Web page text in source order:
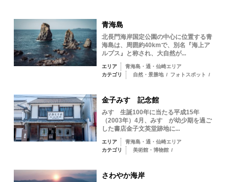
青海島
北長門海岸国定公園の中心に位置する青
海島は、周囲約40kmで、別名『海上ア
ルプス』と称され、大自然が...
エリア
青海島・通・仙崎エリア
カテゴリ
自然・景勝地 / フォトスポット /
金子みすゞ記念館
みすゞ生誕100年に当たる平成15年
（2003年）4月、みすゞが幼少期を過ご
した書店金子文英堂跡地に...
エリア
青海島・通・仙崎エリア
カテゴリ
美術館・博物館 /
さわやか海岸